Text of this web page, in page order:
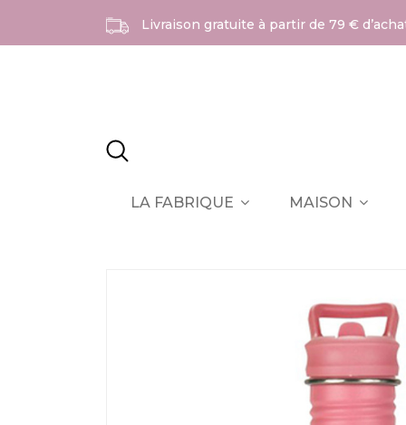
Livraison gratuite à partir de 79 €
LA FABRIQUE MAISON